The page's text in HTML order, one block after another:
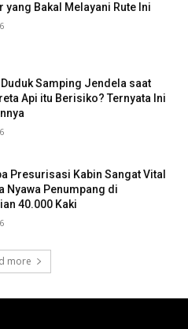
yang Bakal Melayani Rute Ini
Duduk Samping Jendela saat
Api itu Berisiko? Ternyata Ini
Presurisasi Kabin Sangat Vital
Nyawa Penumpang di
40.000 Kaki
more